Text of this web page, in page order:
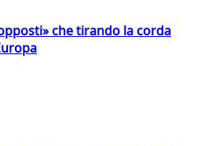
che tirando la corda